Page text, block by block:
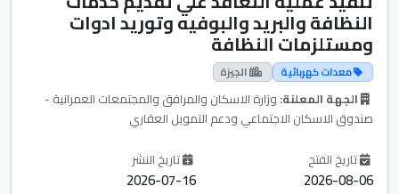
النظافة والبريد والبوفيه وتوريد ادوات
ومستلزمات النظافة
معدات كهربائية الجيزة
الجهة المعلنة: وزارة الاسكان والمرافق والمجتمعات العمرانية -
صندوق الاسكان الاجتماعي ودعم التمويل العقاري
تاريخ الفتح
2026-08-06
تاريخ النشر
2026-07-16